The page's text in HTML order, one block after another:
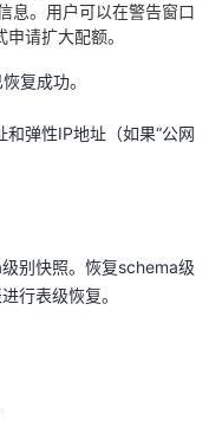
息。用户可以在警告窗口
请扩大配额。
复成功。
弹性IP地址（如果“公网
别快照。恢复schema级
行表级恢复。